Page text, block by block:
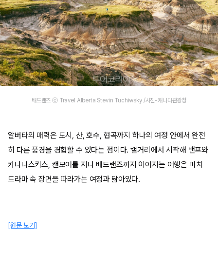
배드랜즈 ⓒ Travel Alberta Stevin Tuchiwsky /사진-캐나다관광청
알버타의 매력은 도시, 산, 호수, 협곡까지 하나의 여정 안에서 완전
히 다른 풍경을 경험할 수 있다는 점이다. 캘거리에서 시작해 밴프와
카나나스키스, 캔모어를 지나 배드랜즈까지 이어지는 여행은 마치
드라마 속 장면을 따라가는 여정과 닮아있다.
[원문 보기]